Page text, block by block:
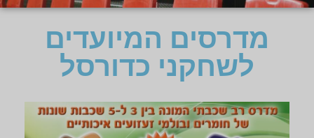
מדרסים המיועדים
לשחקני כדורסל